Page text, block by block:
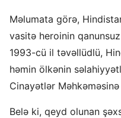
Məlumata görə,
vasitə heroinin
1993-cü il təvəllüdlü,
həmin ölkənin
Cinayətlər
Belə ki, qeyd olunan